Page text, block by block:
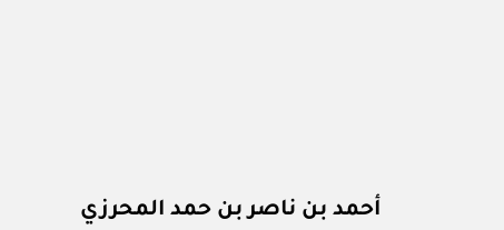
أحمد بن ناصر بن حمد المحرزي